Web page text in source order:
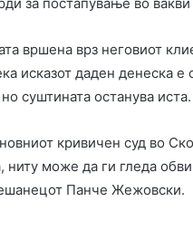
вршена врз неговиот
исказот даден денеска
суштината останува иста.
кривичен суд во
може да ги гледа
Панче Жежовски.